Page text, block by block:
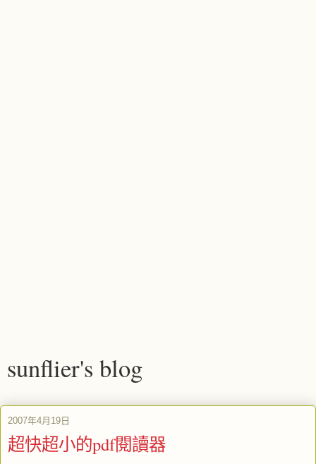
sunflier's blog
2007年4月19日
超快超小的pdf閱讀器